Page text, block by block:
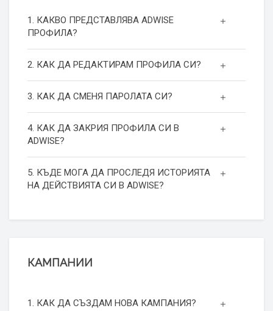
1. КАКВО ПРЕДСТАВЛЯВА ADWISE
ПРОФИЛА?
2. КАК ДА РЕДАКТИРАМ ПРОФИЛА СИ?
3. КАК ДА СМЕНЯ ПАРОЛАТА СИ?
4. КАК ДА ЗАКРИЯ ПРОФИЛА СИ В
ADWISE?
5. КЪДЕ МОГА ДА ПРОСЛЕДЯ ИСТОРИЯТА
НА ДЕЙСТВИЯТА СИ В ADWISE?
КАМПАНИИ
1. КАК ДА СЪЗДАМ НОВА КАМПАНИЯ?